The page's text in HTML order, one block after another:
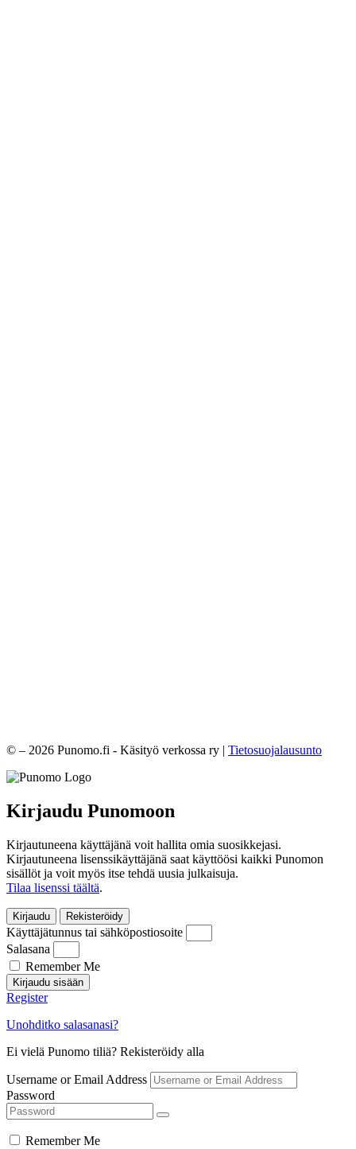
© – 2026 Punomo.fi - Käsityö verkossa ry | Tietosuojalausunto
Kirjaudu Punomoon
Kirjautuneena käyttäjänä voit hallita omia suosikkejasi.
Kirjautuneena lisenssikäyttäjänä saat käyttöösi kaikki Punomon
sisällöt ja voit myös itse tehdä uusia julkaisuja.
Tilaa lisenssi täältä.
Kirjaudu Rekisteröidy
Käyttäjätunnus tai sähköpostiosoite
Salasana
Remember Me
Kirjaudu sisään
Register
Unohditko salasanasi?
Ei vielä Punomo tiliä? Rekisteröidy alla
Username or Email Address
Password
Remember Me